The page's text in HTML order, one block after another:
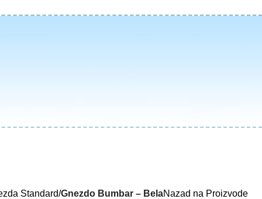
Standard Gnezdo Bumbar – BelaNazad na Proizvode